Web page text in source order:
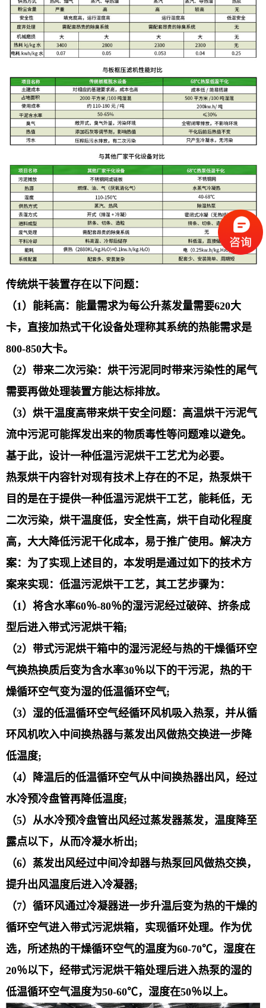
传统烘干装置存在以下问题：
（1）能耗高：能量需求为每公升蒸发量需要620大
卡，直接加热式干化设备处理称其系统的热能需求是
800-850大卡。
（2）带来二次污染：烘干污泥同时带来污染性的尾气
需要再做处理装置方能达标排放。
（3）烘干温度高带来烘干安全问题：高温烘干污泥气
流中污泥可能挥发出来的物质毒性等问题难以避免。
基于此，设计一种低温污泥烘干工艺尤为必要。
热泵烘干内容针对现有技术上存在的不足，热泵烘干
目的是在于提供一种低温污泥烘干工艺，能耗低，无
二次污染，烘干温度低，安全性高，烘干自动化程度
高，大大降低污泥干化成本，易于推广使用。解决方
案：为了实现上述目的，本发明是通过如下的技术方
案来实现：低温污泥烘干工艺，其工艺步骤为：
（1）将含水率60％-80％的湿污泥经过破碎、挤条成
型后进入带式污泥烘干箱;
（2）带式污泥烘干箱中的湿污泥经与热的干燥循环空
气换热换质后变为含水率30％以下的干污泥，热的干
燥循环空气变为湿的低温循环空气;
（3）湿的低温循环空气经循环风机吸入热泵，并从循
环风机吹入中间换热器与蒸发出风做热交换进一步降
低温度;
（4）降温后的低温循环空气从中间换热器出风，经过
水冷预冷盘管再降低温度;
（5）从水冷预冷盘管出风经过蒸发器蒸发，温度降至
露点以下，从而冷凝水析出;
（6）蒸发出风经过中间冷却器与热泵回风做热交换，
提升出风温度后进入冷凝器;
（7）循环风通过冷凝器进一步升温后变为热的干燥的
循环空气进入带式污泥烘箱，实现循环处理。作为优
选，所述热的干燥循环空气的温度为60-70℃，湿度在
20％以下，经带式污泥烘干箱处理后进入热泵的湿的
低温循环空气温度为50-60℃，湿度在50％以上。